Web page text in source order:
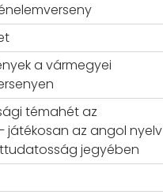
a vármegyei
témahét az
játékosan az angol nyelv
jegyében